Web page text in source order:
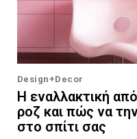
Design+Decor
Η εναλλακτική
ροζ και πώς να
στο σπίτι σας